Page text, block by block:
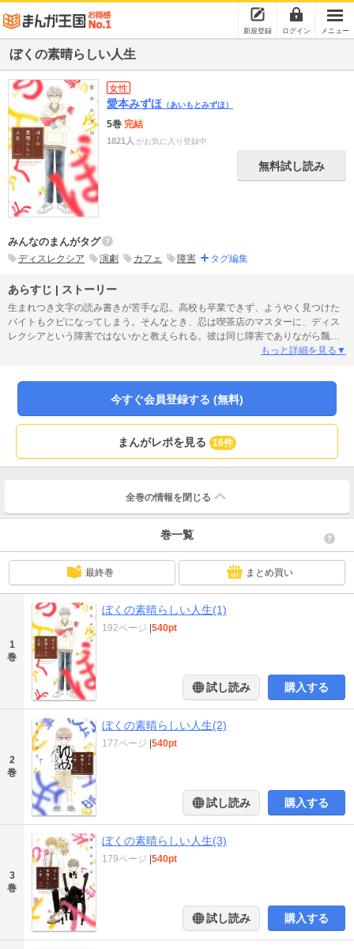
新規登録 ログイン メニュー
ぼくの素晴らしい人生
女性
愛本みずほ （あいもとみずほ）
5巻 完結
1821人 がお気に入り登録中
無料試し読み
みんなのまんがタグ
ディスレクシア 演劇 カフェ 障害 タグ編集
あらすじ | ストーリー
生まれつき文字の読み書きが苦手な忍。高校も卒業できず、ようやく見つけた
バイトもクビになってしまう。そんなとき、忍は喫茶店のマスターに、ディス
レクシアという障害ではないかと教えられる。彼は同じ障害でありながら飄々
と生きており…？ あきらめかけていた人生に光が射し込む第1巻！もっと詳細を見る▼
今すぐ会員登録する (無料)
まんがレポを見る 16件
全巻の情報を 閉じる
巻一覧
最終巻 まとめ買い
1
巻
ぼくの素晴らしい人生(1)
192ページ 540pt
試し読み 購入する
2
巻
ぼくの素晴らしい人生(2)
177ページ 540pt
試し読み 購入する
3
巻
ぼくの素晴らしい人生(3)
179ページ 540pt
試し読み 購入する